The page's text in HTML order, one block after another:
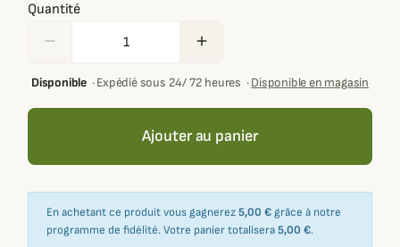
Quantité
remove add
Disponible·Expédié sous 24/ 72 heures ·Disponible en magasin
Ajouter au panier
En achetant ce produit vous gagnerez5,00 € grâce à notre
programme de fidélité. Votre panier totalisera5,00 €.